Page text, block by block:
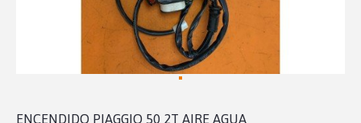
ENCENDIDO PIAGGIO 50 2T AIRE AGUA